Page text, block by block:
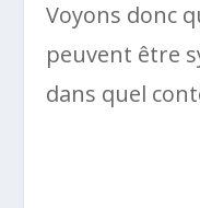
Voyons donc
peuvent être
dans quel